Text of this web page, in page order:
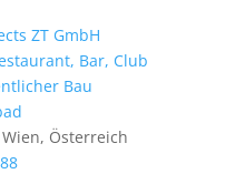
ZT GmbH
Bar, Club
Bau
Österreich